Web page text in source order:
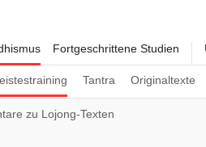
Tantra Originaltexte
Fortgeschrittene Studien
zu Lojong-Texten